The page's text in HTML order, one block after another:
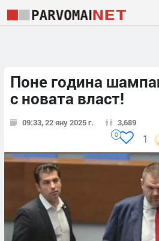
Поне година
с новата власт!
09:33, 22 яну 2025 г. 3,689
1
0